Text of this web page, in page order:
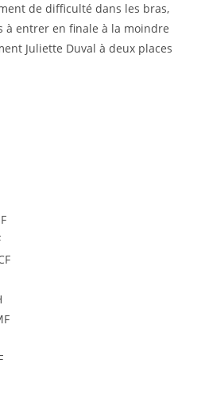
de difficulté dans les bras,
à entrer en finale à la moindre
Juliette Duval à deux places